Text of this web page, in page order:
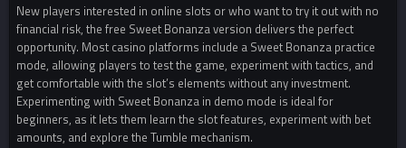
New players interested in online slots or who want to try it out with no
financial risk, the free Sweet Bonanza version delivers the perfect
opportunity. Most casino platforms include a Sweet Bonanza practice
mode, allowing players to test the game, experiment with tactics, and
get comfortable with the slot’s elements without any investment.
Experimenting with Sweet Bonanza in demo mode is ideal for
beginners, as it lets them learn the slot features, experiment with bet
amounts, and explore the Tumble mechanism.